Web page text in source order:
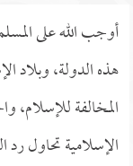
أوجب الله على
هذه الدولة، وبلاد
المخالفة للإسلام،
الإسلامية تحاول